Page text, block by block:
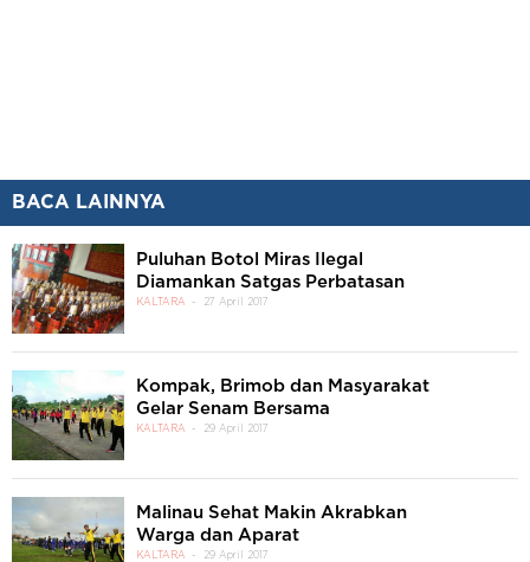
BACA LAINNYA
Puluhan Botol Miras Ilegal
Diamankan Satgas Perbatasan
KALTARA 27 April 2017
Kompak, Brimob dan Masyarakat
Gelar Senam Bersama
KALTARA 29 April 2017
Malinau Sehat Makin Akrabkan
Warga dan Aparat
KALTARA 29 April 2017